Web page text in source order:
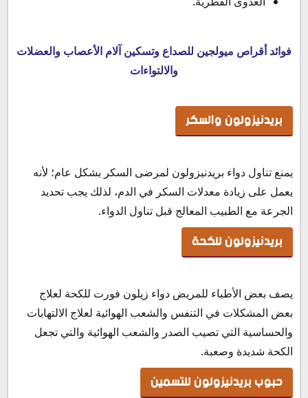
فوائد أقراص ميولجين للصداع وتسكين آلام الأعصاب والعضلات
والالتواءات
بريدنيزولون والسكر
يمنع تناول دواء بريدنيزولون لمرضى السكر بشكل عام؛ لأنه
يعمل على زيادة معدلات السكر في الدم، لذلك يجب تحديد
الجرعة مع الطبيب المعالج قبل تناول الدواء.
بريدنيزولون للكحة
يصف بعض الأطباء للمريض دواء زيلون فورت للكحة لعلاج
بعض المشكلات في التنفس والشعب الهوائية لعلاج الالتهابات
والحساسية التي تصيب الصدر والشعب الهوائية والتي تجعل
الكحة شديدة وصعبة.
حبوب بريدنيزولون للتسمين